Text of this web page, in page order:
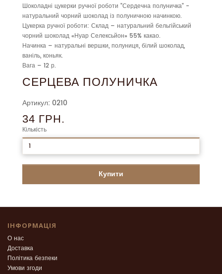
Шоколадні цукерки ручної роботи "Сердечна полуничка" -
натуральний чорний шоколад із полуничною начинкою.
Цукерка ручної роботи: Склад – натуральний бельгійський
чорний шоколад «Нуар Селексьйон» 55% какао.
Начинка – натуральні вершки, полуниця, білий шоколад,
ваніль, коньяк.
Вага – 12 р.
СЕРЦЕВА ПОЛУНИЧКА
Артикул: 0210
34 ГРН.
Кількість
Купити
ІНФОРМАЦІЯ
О нас
Доставка
Політика безпеки
Умови згоди